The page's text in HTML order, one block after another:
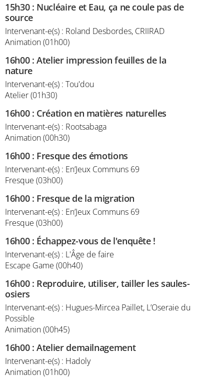
15h30: Nucléaire et Eau, ça ne coule pas de
source
Intervenant-e(s) : Roland Desbordes, CRIIRAD
Animation (01h00)
16h00:Atelier impression feuilles de la
nature
Intervenant-e(s) : Tou'dou
Atelier (01h30)
16h00: Création en matières naturelles
Intervenant-e(s) : Rootsabaga
Animation (00h30)
16h00: Fresque des émotions
Intervenant-e(s) : En’Jeux Communs 69
Fresque (03h00)
16h00: Fresque de la migration
Intervenant-e(s) : En’Jeux Communs 69
Fresque (03h00)
16h00: Échappez-vous de l'enquête !
Intervenant-e(s) : L'Âge de faire
Escape Game (00h40)
16h00: Reproduire, utiliser, tailler les saules-
osiers
Intervenant-e(s) : Hugues-Mircea Paillet, L’Oseraie du
Possible
Animation (00h45)
16h00:Atelier demailnagement
Intervenant-e(s) : Hadoly
Animation (01h00)